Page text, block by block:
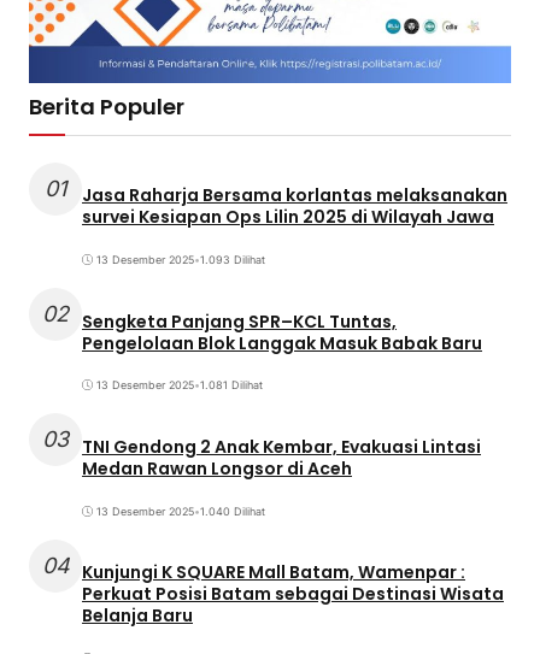
Berita Populer
01
Jasa Raharja Bersama korlantas melaksanakan
survei Kesiapan Ops Lilin 2025 di Wilayah Jawa
13 Desember 2025•1.093 Dilihat
02 Sengketa Panjang SPR–KCL Tuntas,
Pengelolaan Blok Langgak Masuk Babak Baru
13 Desember 2025•1.081 Dilihat
03 TNI Gendong 2 Anak Kembar, Evakuasi Lintasi
Medan Rawan Longsor di Aceh
13 Desember 2025•1.040 Dilihat
04 Kunjungi K SQUARE Mall Batam, Wamenpar :
Perkuat Posisi Batam sebagai Destinasi Wisata
Belanja Baru